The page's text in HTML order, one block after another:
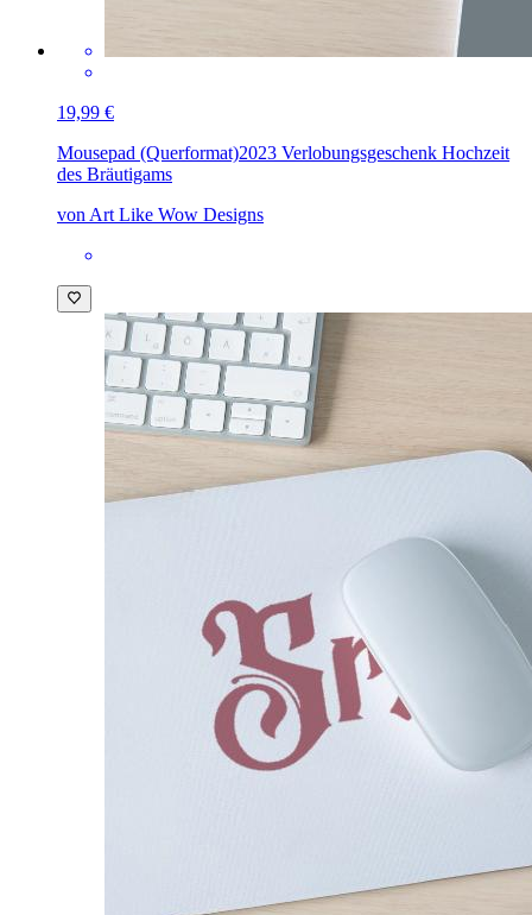
19,99 €
Mousepad (Querformat)2023 Verlobungsgeschenk Hochzeit
des Bräutigams
von Art Like Wow Designs